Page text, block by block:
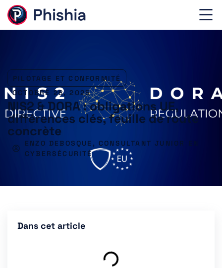
PILOTAGE ET CONFORMITÉ
OCTOBRE 28, 2025
NIS2 & DORA : obligations UE,
différences clés, feuille de route
concrète
ENZO DEBOSQUE, CONSULTANT JUNIOR EN
CYBERSÉCURITÉ
Dans cet article